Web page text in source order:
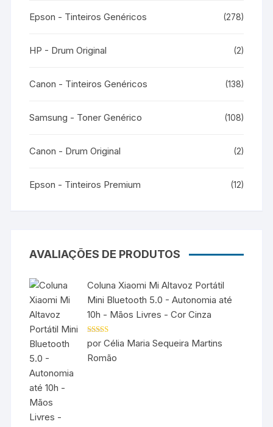
Epson - Tinteiros Genéricos (278)
HP - Drum Original (2)
Canon - Tinteiros Genéricos (138)
Samsung - Toner Genérico (108)
Canon - Drum Original (2)
Epson - Tinteiros Premium (12)
AVALIAÇÕES DE PRODUTOS
Coluna Xiaomi Mi Altavoz Portátil
Mini Bluetooth 5.0 - Autonomia até
10h - Mãos Livres - Cor Cinza
Avaliação5
de 5
por Célia Maria Sequeira Martins
Romão